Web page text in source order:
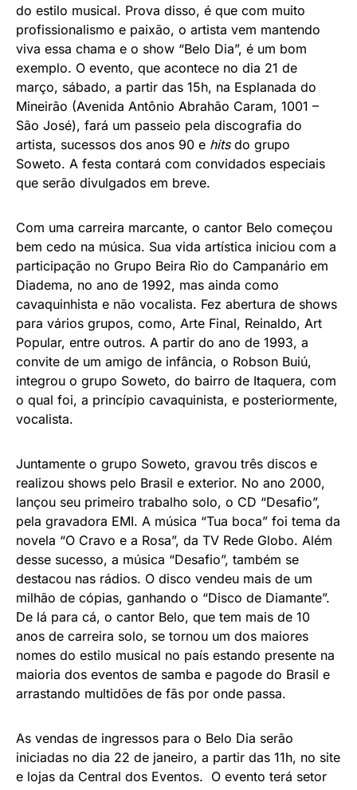
do estilo musical. Prova disso, é que com muito
profissionalismo e paixão, o artista vem mantendo
viva essa chama e o show “Belo Dia”, é um bom
exemplo. O evento, que acontece no dia 21 de
março, sábado, a partir das 15h, na Esplanada do
Mineirão (Avenida Antônio Abrahão Caram, 1001 –
São José), fará um passeio pela discografia do
artista, sucessos dos anos 90 e hits do grupo
Soweto. A festa contará com convidados especiais
que serão divulgados em breve.
Com uma carreira marcante, o cantor Belo começou
bem cedo na música. Sua vida artística iniciou com a
participação no Grupo Beira Rio do Campanário em
Diadema, no ano de 1992, mas ainda como
cavaquinhista e não vocalista. Fez abertura de shows
para vários grupos, como, Arte Final, Reinaldo, Art
Popular, entre outros. A partir do ano de 1993, a
convite de um amigo de infância, o Robson Buiú,
integrou o grupo Soweto, do bairro de Itaquera, com
o qual foi, a princípio cavaquinista, e posteriormente,
vocalista.
Juntamente o grupo Soweto, gravou três discos e
realizou shows pelo Brasil e exterior. No ano 2000,
lançou seu primeiro trabalho solo, o CD “Desafio”,
pela gravadora EMI. A música “Tua boca” foi tema da
novela “O Cravo e a Rosa”, da TV Rede Globo. Além
desse sucesso, a música “Desafio”, também se
destacou nas rádios. O disco vendeu mais de um
milhão de cópias, ganhando o “Disco de Diamante”.
De lá para cá, o cantor Belo, que tem mais de 10
anos de carreira solo, se tornou um dos maiores
nomes do estilo musical no país estando presente na
maioria dos eventos de samba e pagode do Brasil e
arrastando multidões de fãs por onde passa.
As vendas de ingressos para o Belo Dia serão
iniciadas no dia 22 de janeiro, a partir das 11h, no site
e lojas da Central dos Eventos. O evento terá setor